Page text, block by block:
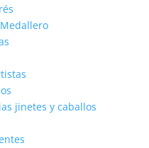
jinetes y caballos